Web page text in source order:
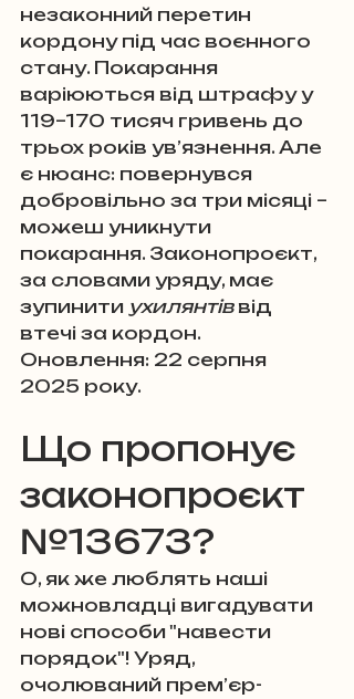
незаконний перетин
кордону під час воєнного
стану. Покарання
варіюються від штрафу у
119–170 тисяч гривень до
трьох років ув’язнення. Але
є нюанс: повернувся
добровільно за три місяці –
можеш уникнути
покарання. Законопроєкт,
за словами уряду, має
зупинити ухилянтів від
втечі за кордон.
Оновлення: 22 серпня
2025 року.
Що пропонує
законопроєкт
№13673?
О, як же люблять наші
можновладці вигадувати
нові способи "навести
порядок"! Уряд,
очолюваний прем’єр-